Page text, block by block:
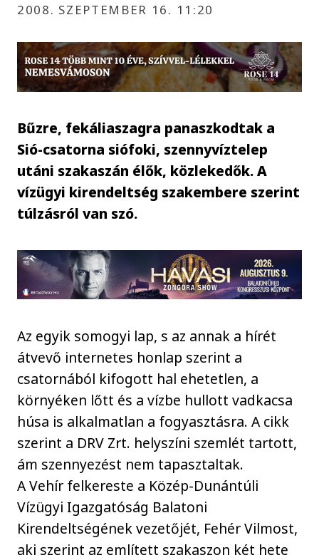
2008. SZEPTEMBER 16. 11:20
Bűzre, fekáliaszagra panaszkodtak a
Sió-csatorna siófoki, szennyvíztelep
utáni szakaszán élők, közlekedők. A
vízügyi kirendeltség szakembere szerint
túlzásról van szó.
Az egyik somogyi lap, s az annak a hírét
átvevő internetes honlap szerint a
csatornából kifogott hal ehetetlen, a
környéken lőtt és a vízbe hullott vadkacsa
húsa is alkalmatlan a fogyasztásra. A cikk
szerint a DRV Zrt. helyszíni szemlét tartott,
ám szennyezést nem tapasztaltak.
A Vehír felkereste a Közép-Dunántúli
Vízügyi Igazgatóság Balatoni
Kirendeltségének vezetőjét, Fehér Vilmost,
aki szerint az említett szakaszon két hete